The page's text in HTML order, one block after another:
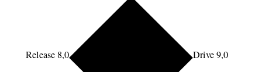
Drive 9,0
Release 8,0